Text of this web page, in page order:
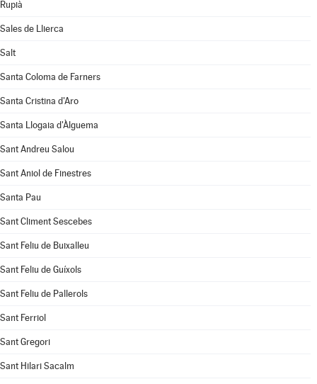
Rupià
Sales de Llierca
Salt
Santa Coloma de Farners
Santa Cristina d'Aro
Santa Llogaia d'Àlguema
Sant Andreu Salou
Sant Aniol de Finestres
Santa Pau
Sant Climent Sescebes
Sant Feliu de Buixalleu
Sant Feliu de Guíxols
Sant Feliu de Pallerols
Sant Ferriol
Sant Gregori
Sant Hilari Sacalm